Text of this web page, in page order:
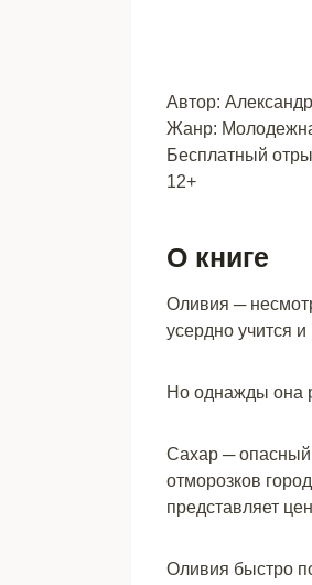
Автор:
Жанр:
Бесплатный
12+
О книге
Оливия ─
усердно учится
Но однажды она
Сахар ─ опасный
отморозков
представляет
Оливия быстро